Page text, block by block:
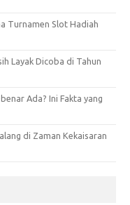
Turnamen Slot Hadiah
Layak Dicoba di Tahun
Ada? Ini Fakta yang
di Zaman Kekaisaran